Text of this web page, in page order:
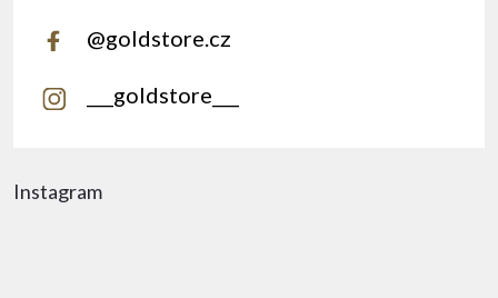
Instagram
@goldstore.cz
___goldstore___